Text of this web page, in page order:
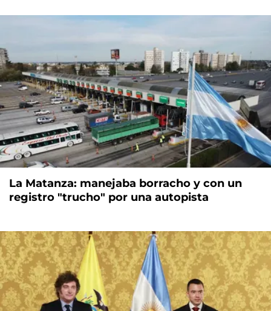
La Matanza: manejaba borracho y con un
registro "trucho" por una autopista